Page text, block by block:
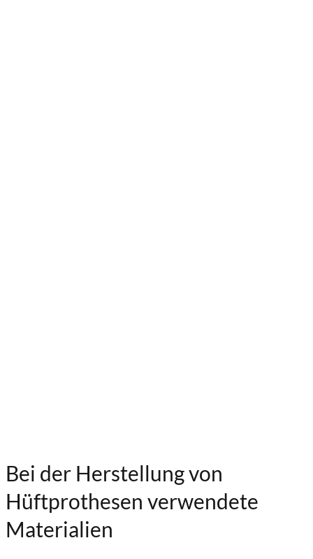
Bei der Herstellung von
Hüftprothesen verwendete
Materialien